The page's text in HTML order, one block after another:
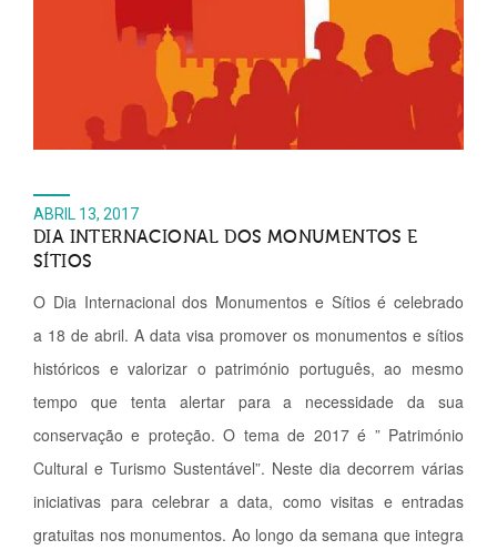
ABRIL 13, 2017
DIA INTERNACIONAL DOS MONUMENTOS E
SÍTIOS
O Dia Internacional dos Monumentos e Sítios é celebrado
a 18 de abril. A data visa promover os monumentos e sítios
históricos e valorizar o património português, ao mesmo
tempo que tenta alertar para a necessidade da sua
conservação e proteção. O tema de 2017 é ” Património
Cultural e Turismo Sustentável”. Neste dia decorrem várias
iniciativas para celebrar a data, como visitas e entradas
gratuitas nos monumentos. Ao longo da semana que integra